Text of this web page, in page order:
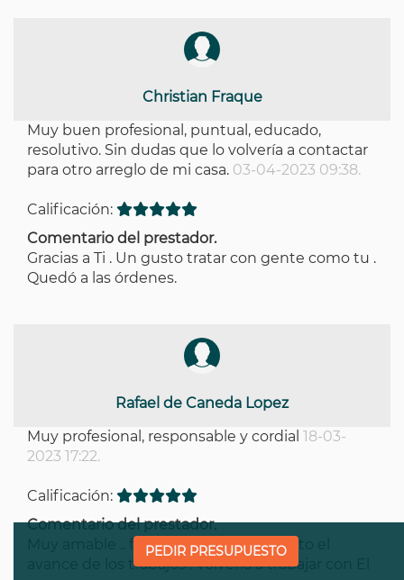
PEDIR PRESUPUESTO
Christian Fraque
Muy buen profesional, puntual, educado,
resolutivo. Sin dudas que lo volvería a contactar
para otro arreglo de mi casa. 03-04-2023 09:38.
Calificación:
Comentario del prestador.
Gracias a Ti . Un gusto tratar con gente como tu .
Quedó a las órdenes.
Rafael de Caneda Lopez
Muy profesional, responsable y cordial 18-03-
2023 17:22.
Calificación:
Comentario del prestador.
Muy amable .. facilito en todo momento el
avance de los trabajos . Volvería a trabajar con El